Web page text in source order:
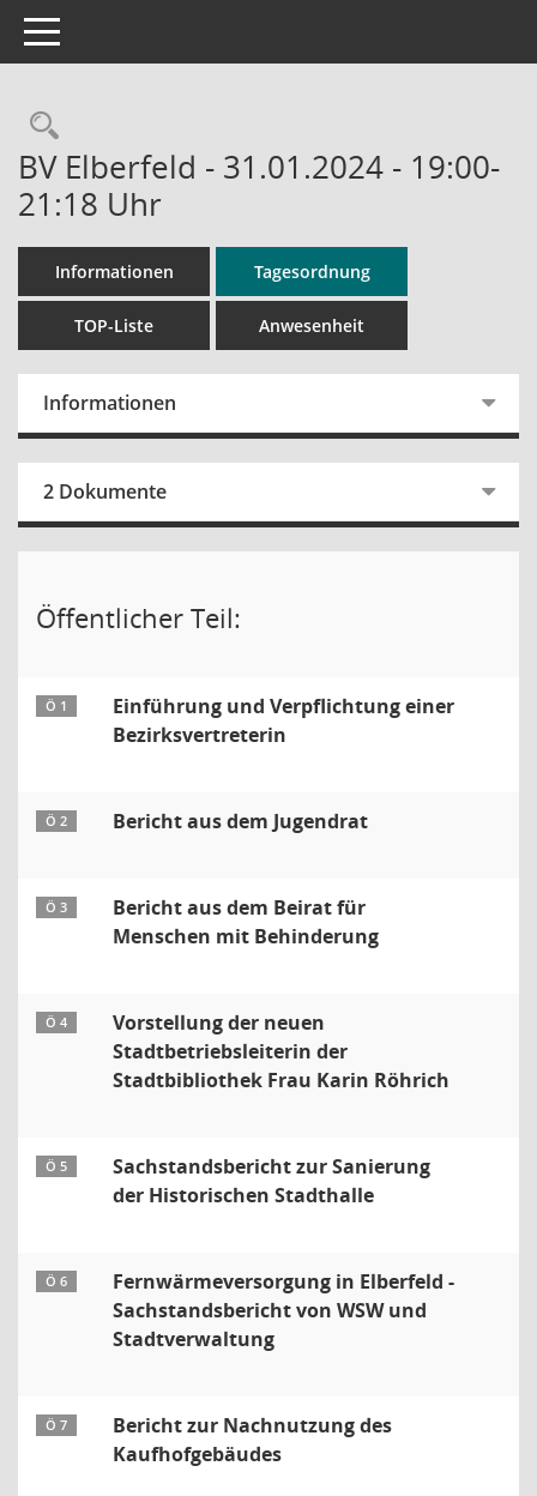
Toggle navigation
Rechercheauswahl
BV Elberfeld - 31.01.2024 - 19:00-
21:18 Uhr
Informationen Tagesordnung
TOP-Liste Anwesenheit
Informationen
2 Dokumente
Öffentlicher Teil:
Ö 1
Einführung und Verpflichtung einer
Bezirksvertreterin
Ö 2 Bericht aus dem Jugendrat
Ö 3
Bericht aus dem Beirat für
Menschen mit Behinderung
Ö 4
Vorstellung der neuen
Stadtbetriebsleiterin der
Stadtbibliothek Frau Karin Röhrich
Ö 5
Sachstandsbericht zur Sanierung
der Historischen Stadthalle
Ö 6
Fernwärmeversorgung in Elberfeld -
Sachstandsbericht von WSW und
Stadtverwaltung
Ö 7
Bericht zur Nachnutzung des
Kaufhofgebäudes